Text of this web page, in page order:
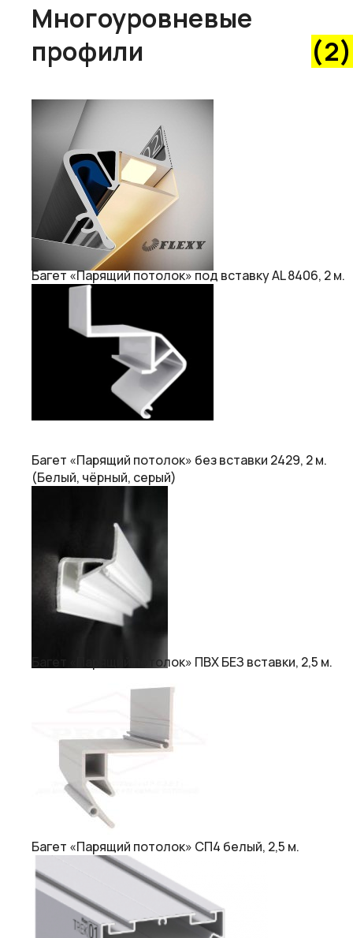
Многоуровневые
профили
(2)
Багет «Парящий потолок» под вставку AL 8406, 2 м.
Багет «Парящий потолок» без вставки 2429, 2 м.
(Белый, чёрный, серый)
Багет «Парящий потолок» ПВХ БЕЗ вставки, 2,5 м.
Багет «Парящий потолок» СП4 белый, 2,5 м.